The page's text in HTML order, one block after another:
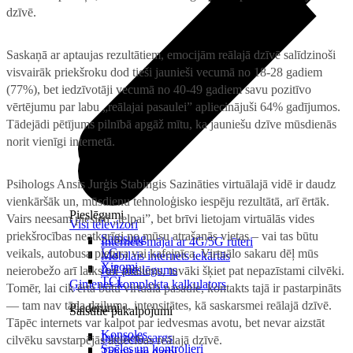
Pieslēgumi
Internets mājai ar 4G/5G rūteri
Mobilais internets iekārtās
IoT pieslēgums
Ģimenes komplekta kalkulators
Saistītie pakalpojumi
Interneta sargs
Visi televizori
Samsung
LG
Xiaomi
TCL
Piederumi
Konsoles
Spēles un kontrolieri
dzīvē.
Saskaņā ar aptaujas rezultātiem, emocijām reālajā dzīvē salīdzinoši
visvairāk priekšroku dod tieši jaunieši vecumā no 18-28 gadiem
(77%), bet iedzīvotāji vecumā no 40-49 gadiem savu pozitīvo
vērtējumu par labu „reālajai pasaulei” apliecinājuši 64% gadījumos.
Tādejādi pētījums pilnībā apgāž mītu, ka jauniešu dzīve mūsdienās
norit vienīgi internetā.
Psihologs Ansis Jurģis Stabingis Sazināties virtuālajā vidē ir daudz
vienkāršāk un, mūsdienu tehnoloģisko iespēju rezultātā, arī ērtāk.
Vairs neesam piesieti „telpai”, bet brīvi lietojam virtuālās vides
priekšrocības neatkarīgi no mūsu atrašanās vietas – vai tas būtu
veikals, autobusa pietura vai kafejnīca. Virtuālo sakaru dēļ mūs
neierobežo arī laiks un attālums, tuvāki šķiet pat nepazīstami cilvēki.
Tomēr, lai cik ērta būtu virtuālā pasaule, kontakts tajā ir pastarpināts
— tam nav tāda dziļuma, intensitātes, kā saskarsmei reālajā dzīvē.
Tāpēc internets var kalpot par iedvesmas avotu, bet nevar aizstāt
cilvēku savstarpējās attiecības reālajā dzīvē.